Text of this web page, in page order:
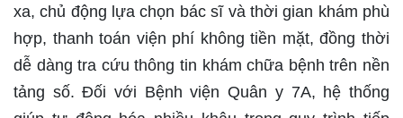
xa, chủ động lựa chọn bác sĩ và thời gian khám phù
hợp, thanh toán viện phí không tiền mặt, đồng thời
dễ dàng tra cứu thông tin khám chữa bệnh trên nền
tảng số. Đối với Bệnh viện Quân y 7A, hệ thống